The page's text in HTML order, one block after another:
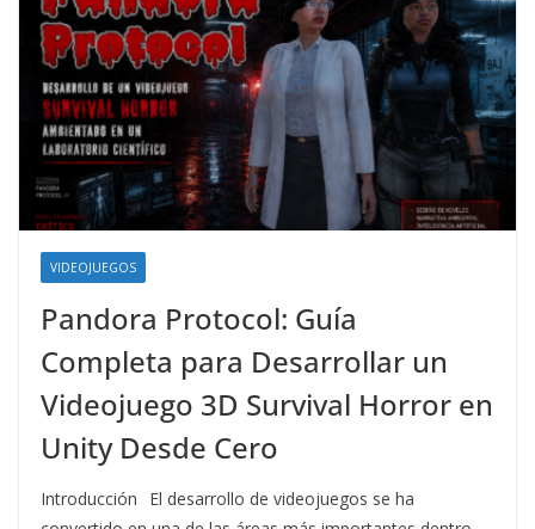
VIDEOJUEGOS
Pandora Protocol: Guía
Completa para Desarrollar un
Videojuego 3D Survival Horror en
Unity Desde Cero
Introducción El desarrollo de videojuegos se ha